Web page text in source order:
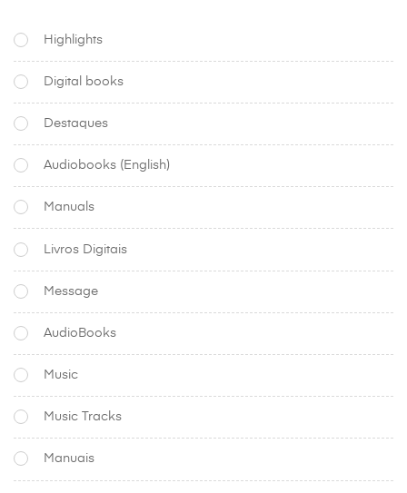
Highlights
Digital books
Destaques
Audiobooks (English)
Manuals
Livros Digitais
Message
AudioBooks
Music
Music Tracks
Manuais